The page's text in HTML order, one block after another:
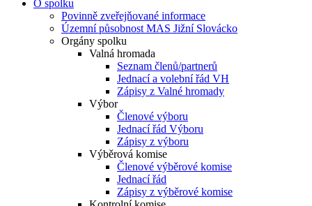
O spolku
Povinně zveřejňované informace
Územní působnost MAS Jižní Slovácko
Orgány spolku
Valná hromada
Seznam členů/partnerů
Jednací a volební řád VH
Zápisy z Valné hromady
Výbor
Členové výboru
Jednací řád Výboru
Zápisy z výboru
Výběrová komise
Členové výběrové komise
Jednací řád
Zápisy z výběrové komise